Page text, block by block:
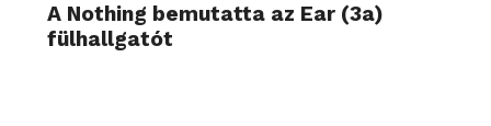
A Nothing bemutatta az Ear (3a)
fülhallgatót